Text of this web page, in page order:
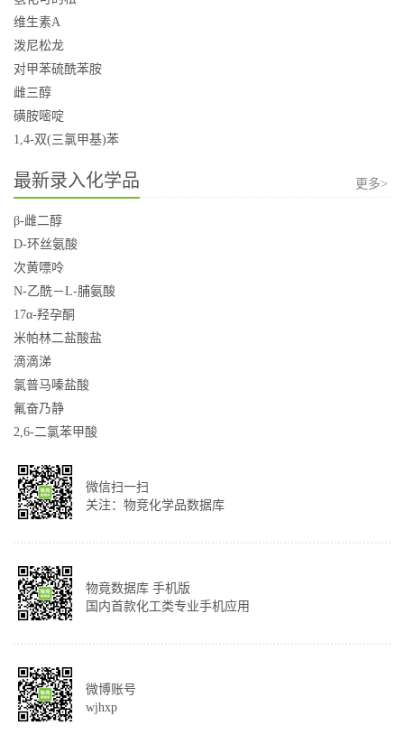
维生素A
泼尼松龙
对甲苯硫酰苯胺
雌三醇
磺胺嘧啶
1,4-双(三氯甲基)苯
最新录入化学品 更多>
β-雌二醇
D-环丝氨酸
次黄嘌呤
N-乙酰－L-脯氨酸
17α-羟孕酮
米帕林二盐酸盐
滴滴涕
氯普马嗪盐酸
氟奋乃静
2,6-二氯苯甲酸
微信扫一扫
关注：物竞化学品数据库
物竟数据库 手机版
国内首款化工类专业手机应用
微博账号
wjhxp